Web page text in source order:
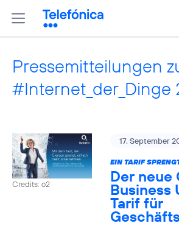
Pressemitteilungen
#Internet_der_Dinge
Credits: o2
17. September
EIN TARIF
Der neue
Business
Tarif für